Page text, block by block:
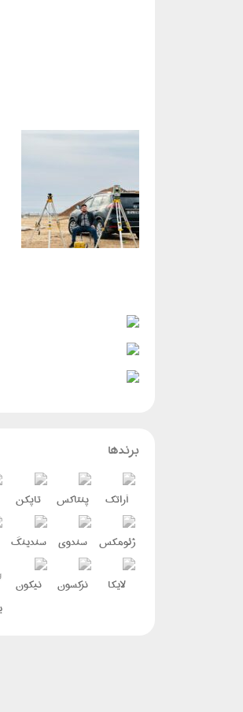
برندها
آراتک پنتاکس تاپکن
ژئومکس سندوی سندینگ
لایکا نرکسون
نیکون